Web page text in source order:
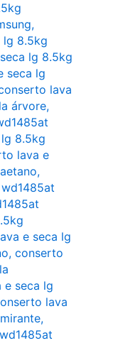
,
lg 8.5kg
lg 8.5kg
seca lg
lava
árvore,
8.5kg
lava e
,
e seca lg
, conserto
e seca lg
lava
,